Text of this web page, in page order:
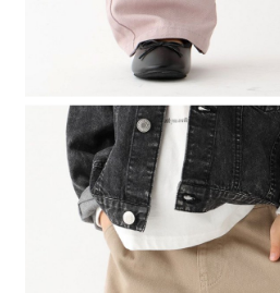
４．使用「AFTEE先享後付」時，將依據
時審查核予不同之上限額度；若仍有額度不
請求用戶進行身份認證。
５．嚴禁一人註冊多個帳號或使用他人資訊
恩沛科技股份有限公司將有權停止該用戶